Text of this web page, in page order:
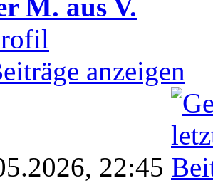
M. aus V.
anzeigen
22:45